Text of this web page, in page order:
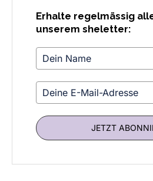
Erhalte regelmässig
unserem sheletter:
JETZT